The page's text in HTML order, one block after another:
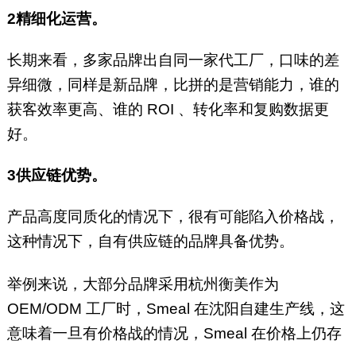
2精细化运营。
长期来看，多家品牌出自同一家代工厂，口味的差
异细微，同样是新品牌，比拼的是营销能力，谁的
获客效率更高、谁的 ROI 、转化率和复购数据更
好。
3供应链优势。
产品高度同质化的情况下，很有可能陷入价格战，
这种情况下，自有供应链的品牌具备优势。
举例来说，大部分品牌采用杭州衡美作为
OEM/ODM 工厂时，Smeal 在沈阳自建生产线，这
意味着一旦有价格战的情况，Smeal 在价格上仍存